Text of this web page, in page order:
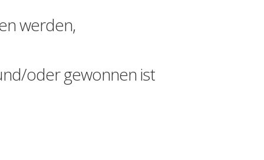
werden,
oder gewonnen ist